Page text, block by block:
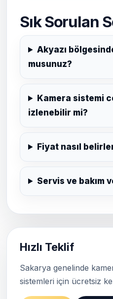
Sık Sorulan
Akyazı
musunuz?
Kamera sistemi
izlenebilir mi?
Fiyat nasıl
Servis ve bakım
Hızlı Teklif
Sakarya genelinde
sistemleri için ücretsiz